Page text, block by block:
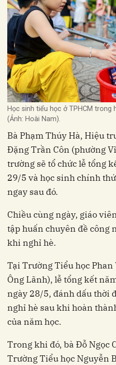
Học sinh tiểu học ở TPHCM
(Ảnh: Hoài Nam).
Bà Phạm Thúy Hà, Hiệu
Đặng Trần Côn (phường
trường sẽ tổ chức lễ tổng
29/5 và học sinh chính
ngay sau đó.
Chiều cùng ngày, giáo
tập huấn chuyên đề công
khi nghỉ hè.
Tại Trường Tiểu học
Ông Lãnh), lễ tổng kết
ngày 28/5, đánh dấu thời
nghỉ hè sau khi hoàn
của năm học.
Trong khi đó, bà Đỗ Ngọc
Trường Tiểu học Nguyễn